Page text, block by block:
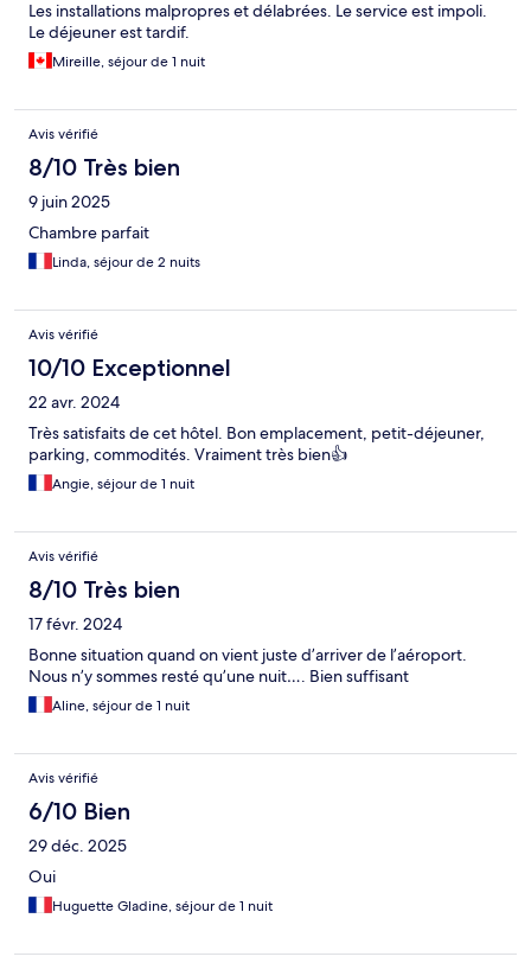
Les installations malpropres et délabrées. Le service est impoli.
Le déjeuner est tardif.
Mireille, séjour de 1 nuit
Avis vérifié
8/10 Très bien
9 juin 2025
Chambre parfait
Linda, séjour de 2 nuits
Avis vérifié
10/10 Exceptionnel
22 avr. 2024
Très satisfaits de cet hôtel. Bon emplacement, petit-déjeuner,
parking, commodités. Vraiment très bien👍
Angie, séjour de 1 nuit
Avis vérifié
8/10 Très bien
17 févr. 2024
Bonne situation quand on vient juste d’arriver de l’aéroport.
Nous n’y sommes resté qu’une nuit…. Bien suffisant
Aline, séjour de 1 nuit
Avis vérifié
6/10 Bien
29 déc. 2025
Oui
Huguette Gladine, séjour de 1 nuit